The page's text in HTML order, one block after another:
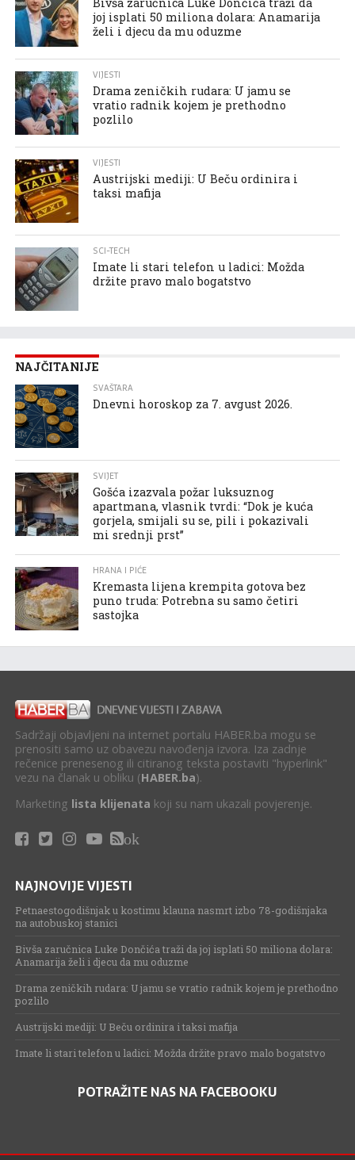
joj isplati 50 miliona dolara: Anamarija
želi i djecu da mu oduzme
VIJESTI
Drama zeničkih rudara: U jamu se
vratio radnik kojem je prethodno
pozlilo
VIJESTI
Austrijski mediji: U Beču ordinira i
taksi mafija
SCI-TECH
Imate li stari telefon u ladici: Možda
držite pravo malo bogatstvo
NAJČITANIJE
SVAŠTARA
Dnevni horoskop za 7. avgust 2026.
SVIJET
Gošća izazvala požar luksuznog
apartmana, vlasnik tvrdi: “Dok je kuća
gorjela, smijali su se, pili i pokazivali
mi srednji prst”
HRANA I PIĆE
Kremasta lijena krempita gotova bez
puno truda: Potrebna su samo četiri
sastojka
Sadržaji objavljeni na internet portalu HABER.ba mogu se
prenositi samo uz obavezu navođenja izvora. Iza zadnje
rečenice prenesenog ili citiranog teksta postaviti "hyperlink"
vezu na članak u obliku (HABER.ba).
Marketing lista klijenata koji su nam ukazali povjerenje.
ok
NAJNOVIJE VIJESTI
Petnaestogodišnjak u kostimu klauna nasmrt izbo 78-godišnjaka
na autobuskoj stanici
Bivša zaručnica Luke Dončića traži da joj isplati 50 miliona dolara:
Anamarija želi i djecu da mu oduzme
Drama zeničkih rudara: U jamu se vratio radnik kojem je prethodno
pozlilo
Austrijski mediji: U Beču ordinira i taksi mafija
Imate li stari telefon u ladici: Možda držite pravo malo bogatstvo
POTRAŽITE NAS NA FACEBOOKU